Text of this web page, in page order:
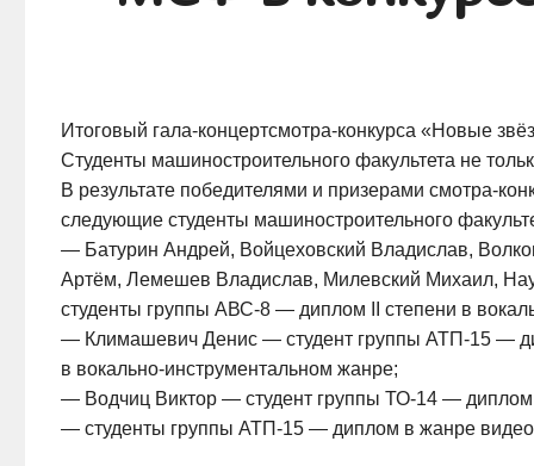
Итоговый гала-концертсмотра-конкурса «Новые
Студенты машиностроительного факультета не
В результате победителями и призерами смотра-
следующие студенты машиностроительного
— Батурин Андрей, Войцеховский Владислав,
Артём, Лемешев Владислав, Милевский Михаил,
студенты группы АВС-8 — диплом II степени в
— Климашевич Денис — студент группы АТП-15 —
в вокально-инструментальном жанре;
— Водчиц Виктор — студент группы ТО-14 — диплом
— студенты группы АТП-15 — диплом в жанре